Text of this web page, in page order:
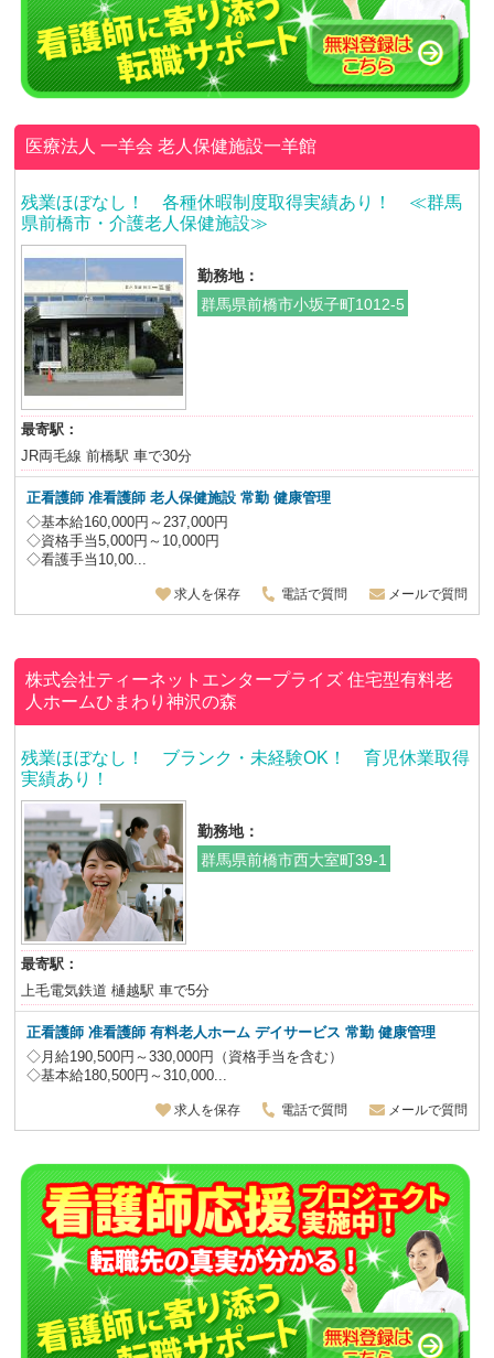
医療法人 一羊会老人保健施設一羊館
残業ほぼなし！ 各種休暇制度取得実績あり！ ≪群馬
県前橋市・介護老人保健施設≫
勤務地：
群馬県前橋市小坂子町1012-5
最寄駅：
JR両毛線 前橋駅 車で30分
正看護師 准看護師 老人保健施設常勤 健康管理
◇基本給160,000円～237,000円
◇資格手当5,000円～10,000円
◇看護手当10,00...
求人を保存 電話で質問 メールで質問
株式会社ティーネットエンタープライズ住宅型有料老
人ホームひまわり神沢の森
残業ほぼなし！ ブランク・未経験OK！ 育児休業取得
実績あり！
勤務地：
群馬県前橋市西大室町39-1
最寄駅：
上毛電気鉄道 樋越駅 車で5分
正看護師 准看護師有料老人ホーム デイサービス 常勤 健康管理
◇月給190,500円～330,000円（資格手当を含む）
◇基本給180,500円～310,000...
求人を保存 電話で質問 メールで質問